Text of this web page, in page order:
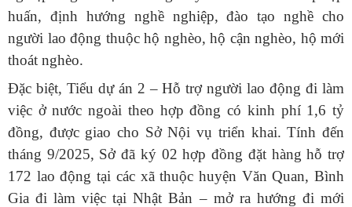
huấn, định hướng nghề nghiệp, đào tạo nghề cho
người lao động thuộc hộ nghèo, hộ cận nghèo, hộ mới
thoát nghèo.
Đặc biệt, Tiểu dự án 2 – Hỗ trợ người lao động đi làm
việc ở nước ngoài theo hợp đồng có kinh phí 1,6 tỷ
đồng, được giao cho Sở Nội vụ triển khai. Tính đến
tháng 9/2025, Sở đã ký 02 hợp đồng đặt hàng hỗ trợ
172 lao động tại các xã thuộc huyện Văn Quan, Bình
Gia đi làm việc tại Nhật Bản – mở ra hướng đi mới